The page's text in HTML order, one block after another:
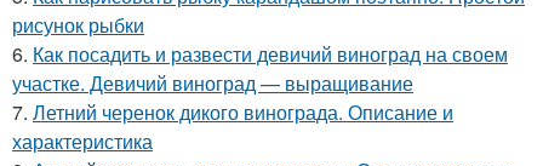
рисунок рыбки
6. Как посадить и развести девичий виноград на своем
участке. Девичий виноград — выращивание
7. Летний черенок дикого винограда. Описание и
характеристика